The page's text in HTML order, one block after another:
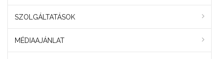
SZOLGÁLTATÁSOK
MÉDIAAJÁNLAT